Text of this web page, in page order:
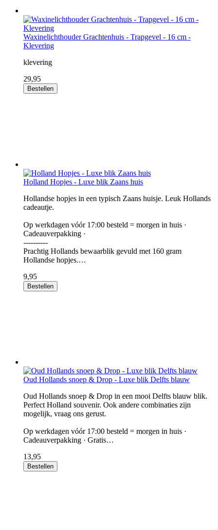
Waxinelichthouder Grachtenhuis - Trapgevel - 16 cm -
Klevering
klevering
29,95
Bestellen
Holland Hopjes - Luxe blik Zaans huis
Hollandse hopjes in een typisch Zaans huisje. Leuk Hollands
cadeautje.
Op werkdagen vóór 17:00 besteld = morgen in huis ·
Cadeauverpakking ·
----------
Prachtig Hollands bewaarblik gevuld met 160 gram
Hollandse hopjes.…
9,95
Bestellen
Oud Hollands snoep & Drop - Luxe blik Delfts blauw
Oud Hollands snoep & Drop in een mooi Delfts blauw blik.
Perfect Holland souvenir. Ook andere combinaties zijn
mogelijk, vraag ons gerust.
Op werkdagen vóór 17:00 besteld = morgen in huis ·
Cadeauverpakking · Gratis…
13,95
Bestellen